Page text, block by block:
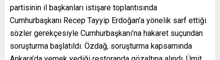
partisinin il başkanları istişare toplantısında
Cumhurbaşkanı Recep Tayyip Erdoğan’a yönelik sarf ettiği
sözler gerekçesiyle Cumhurbaşkanı’na hakaret suçundan
soruşturma başlatıldı. Özdağ, soruşturma kapsamında